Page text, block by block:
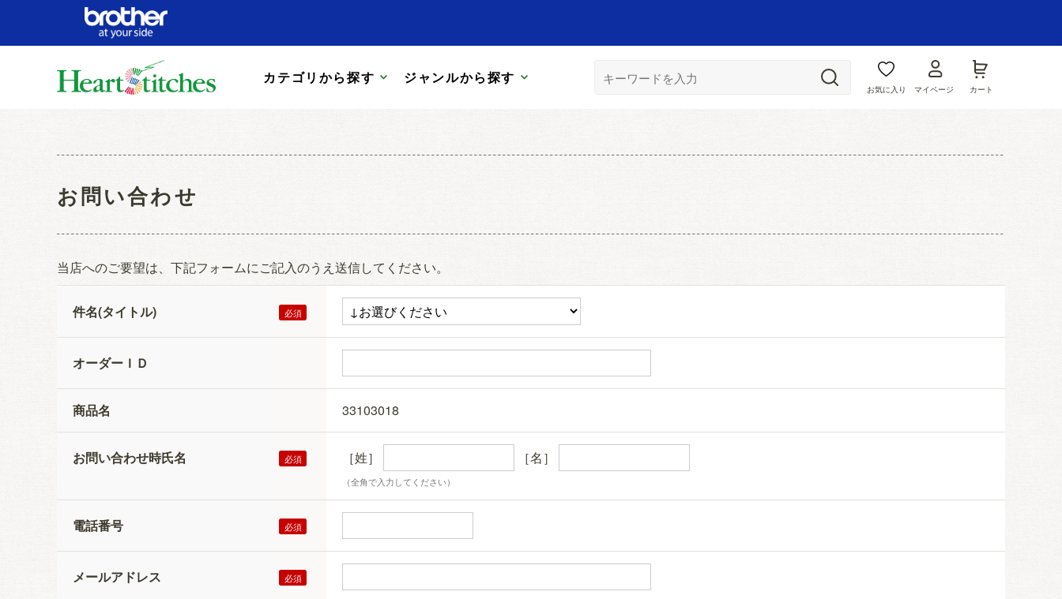
カテゴリから探す ジャンルから探す
お気に入り マイページ カート
お問い合わせ
当店へのご要望は、下記フォームにご記入のうえ送信してください。
件名(タイトル)
オーダーＩＤ
商品名 33103018
お問い合わせ時氏名 ［姓］ ［名］
（全角で入力してください）
電話番号
メールアドレス